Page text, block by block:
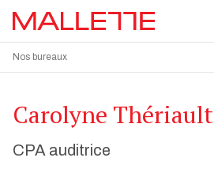
Nos bureaux
Carolyne Thériault
CPA auditrice